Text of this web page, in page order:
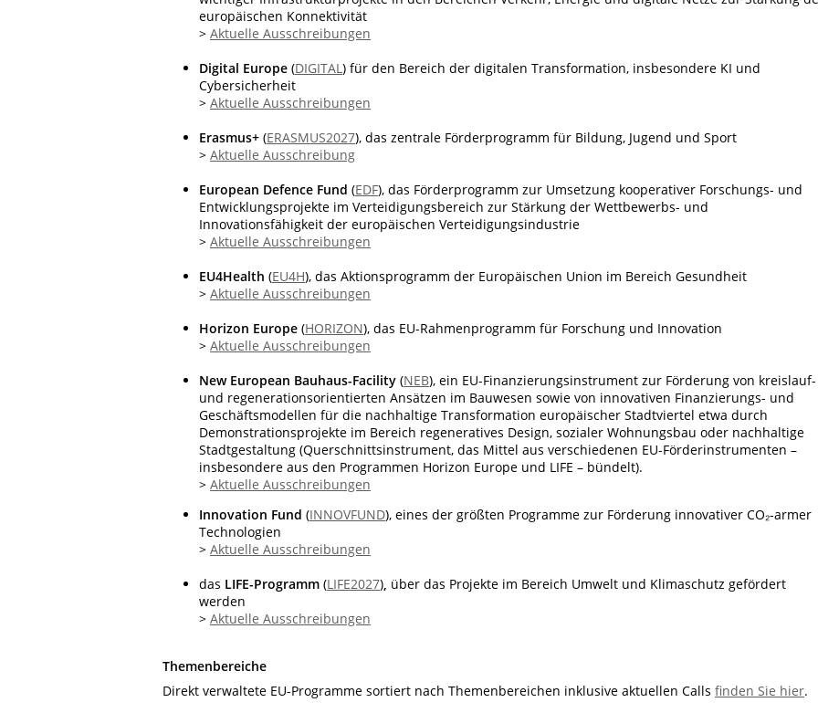
europäischen Konnektivität
> Aktuelle Ausschreibungen
Digital Europe (DIGITAL) für den Bereich der digitalen Transformation, insbesondere KI und
Cybersicherheit
> Aktuelle Ausschreibungen
Erasmus+ (ERASMUS2027), das zentrale Förderprogramm für Bildung, Jugend und Sport
> Aktuelle Ausschreibung
European Defence Fund (EDF), das Förderprogramm zur Umsetzung kooperativer Forschungs- und
Entwicklungsprojekte im Verteidigungsbereich zur Stärkung der Wettbewerbs- und
Innovationsfähigkeit der europäischen Verteidigungsindustrie
> Aktuelle Ausschreibungen
EU4Health (EU4H), das Aktionsprogramm der Europäischen Union im Bereich Gesundheit
> Aktuelle Ausschreibungen
Horizon Europe (HORIZON), das EU-Rahmenprogramm für Forschung und Innovation
> Aktuelle Ausschreibungen
New European Bauhaus-Facility (NEB), ein EU-Finanzierungsinstrument zur Förderung von kreislauf-
und regenerationsorientierten Ansätzen im Bauwesen sowie von innovativen Finanzierungs- und
Geschäftsmodellen für die nachhaltige Transformation europäischer Stadtviertel etwa durch
Demonstrationsprojekte im Bereich regeneratives Design, sozialer Wohnungsbau oder nachhaltige
Stadtgestaltung (Querschnittsinstrument, das Mittel aus verschiedenen EU-Förderinstrumenten –
insbesondere aus den Programmen Horizon Europe und LIFE – bündelt).
> Aktuelle Ausschreibungen
Innovation Fund (INNOVFUND), eines der größten Programme zur Förderung innovativer CO₂­­-armer
Technologien
> Aktuelle Ausschreibungen
das LIFE-Programm (LIFE2027), über das Projekte im Bereich Umwelt und Klimaschutz gefördert
werden
> Aktuelle Ausschreibungen
Themenbereiche
Direkt verwaltete EU-Programme sortiert nach Themenbereichen inklusive aktuellen Calls finden Sie hier.